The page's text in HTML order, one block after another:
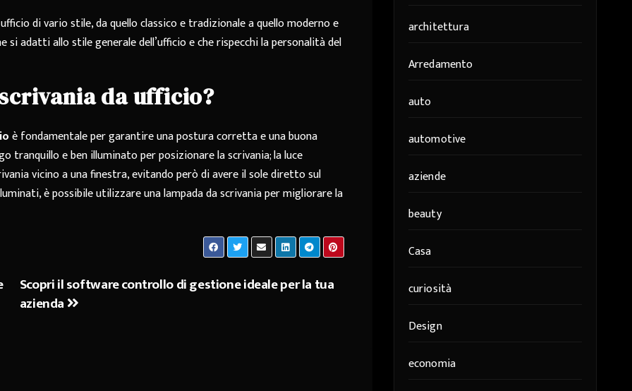
di vario stile, da quello classico e tradizionale a quello moderno e
adatti allo stile generale dell’ufficio e che rispecchi la personalità del
da ufficio?
è fondamentale per garantire una postura corretta e una buona
tranquillo e ben illuminato per posizionare la scrivania; la luce
vicino a una finestra, evitando però di avere il sole diretto sul
è possibile utilizzare una lampada da scrivania per migliorare la
Scopri il software controllo di gestione ideale per la tua
azienda
architettura
Arredamento
auto
automotive
aziende
beauty
Casa
curiosità
Design
economia